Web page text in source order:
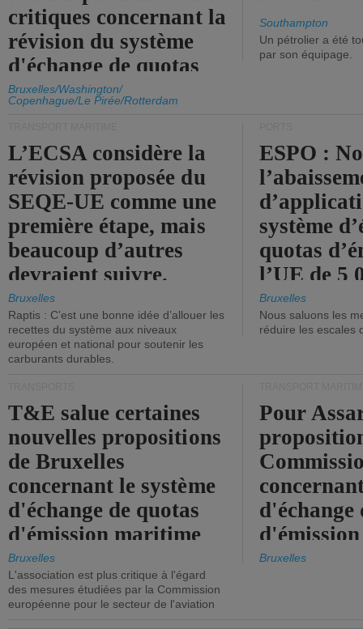
critiques concernant la
révision du système
d'échange de quotas
d'émission de l'UE.
Bruxelles/Washington/
Copenhague/Le Pirée/Rotterdam
Southampton
Un pétrolier a été
par son équipage.
L’ECSA considère la
révision proposée du
SEQE-UE comme une
première étape, mais
beaucoup d’autres
devraient suivre.
Bruxelles
Raptis : C’est une bonne idée d’allouer les
recettes du système aux niveaux
européen et national pour soutenir les
carburants durables.
ESPO :
système
quotas
l’UE de 5
tonneaux
brute.
Bruxelles
Nous saluons les
réduire les escales
T&E salue certaines
nouvelles propositions
de Bruxelles
concernant le système
d'échange de quotas
d'émission maritime
de l'UE.
Bruxelles
L'association est plus critique à l'égard
des mesures étudiées par la Commission
européenne pour le secteur de l'aviation
Pour
d'échange
timide,
Bruxelles